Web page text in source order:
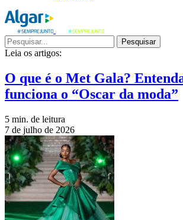
Pesquisar
Leia os artigos:
O que é o Met Gala?
funciona o “Oscar da moda”
5 min. de leitura
7 de julho de 2026